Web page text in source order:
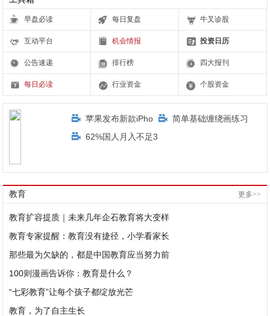
早盘必读 每日复盘 牛叉诊股
互动平台 机会情报 投资日历
公告速递 排行榜 四大报刊
每日必读 行业资金 个股资金
苹果发布新款iPho
简单基础缠绕画练习
62%国人月入不足3
教育 更多>>
教育扩容提质｜未来几年企石教育将大变样
教育专家提醒：教育没有捷径，小学看家长
那些最为欠缺的，都是中国教育应当努力前
100则漫画告诉你：教育是什么？
“七彩教育”让每个孩子都绽放光芒
教育，为了自主生长